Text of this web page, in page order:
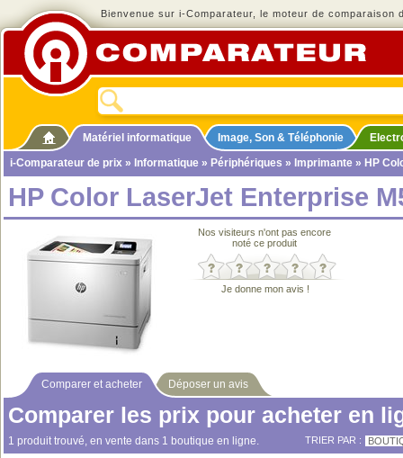
Bienvenue sur i-Comparateur, le moteur de comparaison
Matériel informatique Image, Son & Téléphonie
i-Comparateur de prix » Informatique » Périphériques » Imprimante » HP
HP Color LaserJet Enterprise
Nos visiteurs n'ont pas encore
noté ce produit
Je donne mon avis !
Comparer et acheter Déposer un avis
Comparer les prix pour acheter en
1 produit trouvé, en vente dans 1 boutique en ligne. TRIER PAR :